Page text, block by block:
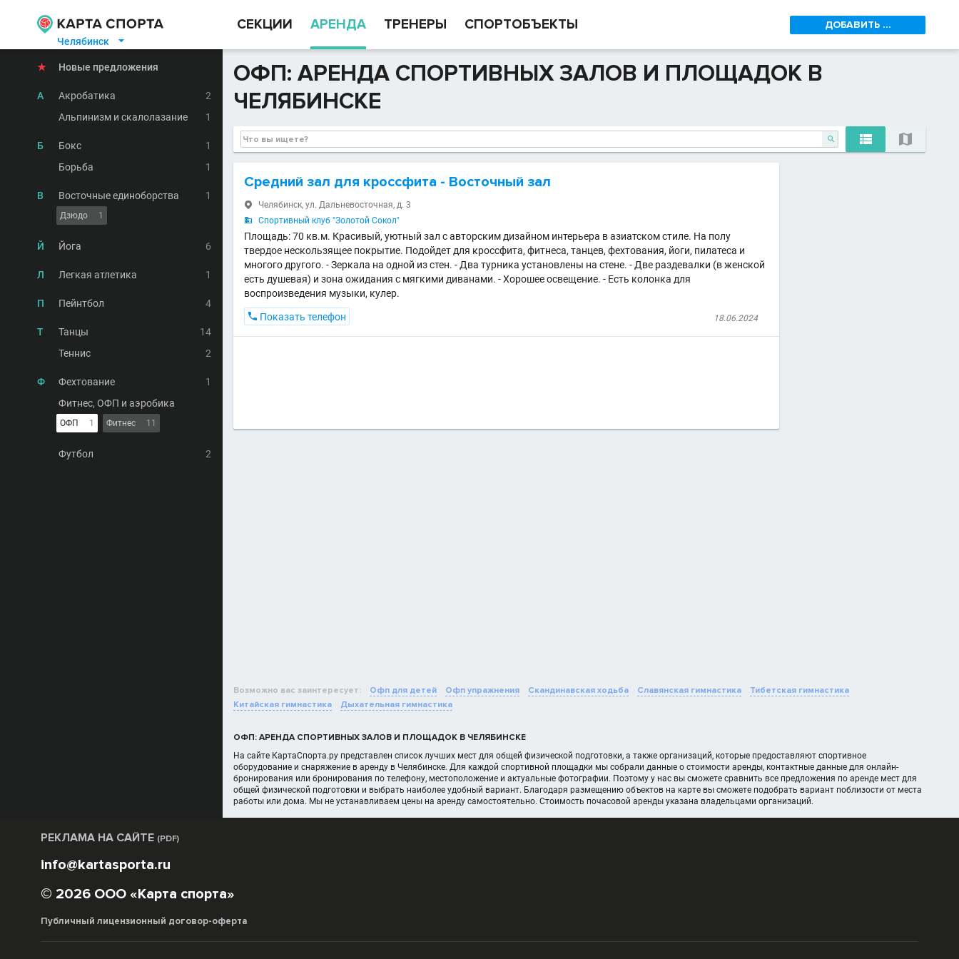
Челябинск 
СЕКЦИИ АРЕНДА ТРЕНЕРЫ СПОРТОБЪЕКТЫ ДОБАВИТЬ ...
★ Новые предложения
А Акробатика
2
Альпинизм и скалолазание
1
Б Бокс
1
Борьба
1
В Восточные единоборства 1
Дзюдо 1
Й Йога 6
Л Легкая атлетика 1
П Пейнтбол 4
Т Танцы
14
Теннис
2
Ф Фехтование
1
Фитнес, ОФП и аэробика
ОФП 1 Фитнес 11
Футбол 2
ОФП: АРЕНДА СПОРТИВНЫХ ЗАЛОВ И ПЛОЩАДОК В
ЧЕЛЯБИНСКЕ
  
Средний зал для кроссфита - Восточный зал
 Челябинск, ул. Дальневосточная, д. 3
 Спортивный клуб "Золотой Сокол"
Площадь: 70 кв.м. Красивый, уютный зал с авторским дизайном интерьера в азиатском стиле. На полу
твердое нескользящее покрытие. Подойдет для кроссфита, фитнеса, танцев, фехтования, йоги, пилатеса и
многого другого. - Зеркала на одной из стен. - Два турника установлены на стене. - Две раздевалки (в женской
есть душевая) и зона ожидания с мягкими диванами. - Хорошее освещение. - Есть колонка для
воспроизведения музыки, кулер.
18.06.2024
 Показать телефон
Возможно вас заинтересует: Офп для детей Офп упражнения Скандинавская ходьба Славянская гимнастика
Тибетская гимнастика
Китайская гимнастика
Дыхательная гимнастика
ОФП: АРЕНДА СПОРТИВНЫХ ЗАЛОВ И ПЛОЩАДОК В ЧЕЛЯБИНСКЕ
На сайте КартаСпорта.ру представлен список лучших мест для общей физической подготовки, а также организаций, которые предоставляют спортивное
оборудование и снаряжение в аренду в Челябинске. Для каждой спортивной площадки мы собрали данные о стоимости аренды, контактные данные для онлайн-
бронирования или бронирования по телефону, местоположение и актуальные фотографии. Поэтому у нас вы сможете сравнить все предложения по аренде мест для
общей физической подготовки и выбрать наиболее удобный вариант. Благодаря размещению объектов на карте вы сможете подобрать вариант поблизости от места
работы или дома. Мы не устанавливаем цены на аренду самостоятельно. Стоимость почасовой аренды указана владельцами организаций.
РЕКЛАМА НА САЙТЕ (PDF)
info@kartasporta.ru
© 2026 ООО «Карта спорта»
Публичный лицензионный договор-оферта